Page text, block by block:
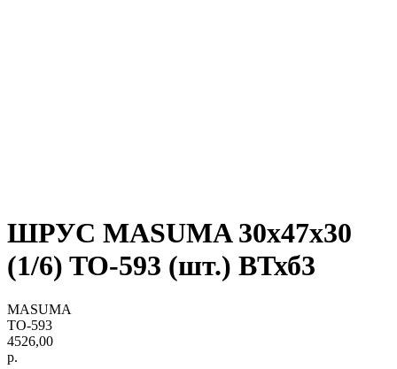
ШРУС MASUMA 30x47x30
(1/6) TO-593 (шт.) ВТхб3
MASUMA
TO-593
4526,00
р.